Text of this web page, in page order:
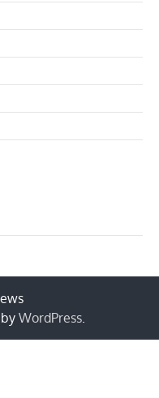
WordPress.